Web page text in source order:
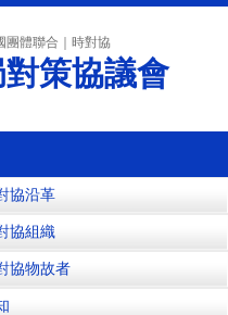
團體聯合｜時對協
對策協議會
協沿革
協組織
協物故者